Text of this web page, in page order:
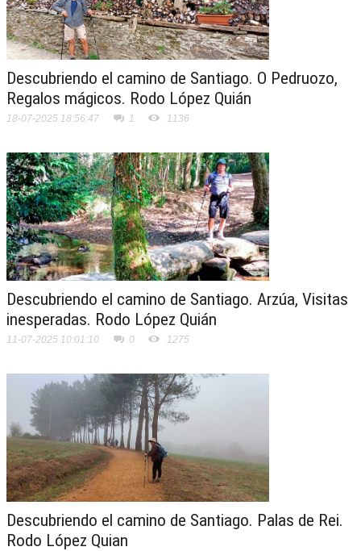
Descubriendo el camino de Santiago. O Pedruozo,
Regalos mágicos. Rodo López Quián
18-07-2025 18:56:47 1 1136
Descubriendo el camino de Santiago. Arzúa, Visitas
inesperadas. Rodo López Quián
11-07-2025 10:01:10 0 1275
Descubriendo el camino de Santiago. Palas de Rei.
Rodo López Quian